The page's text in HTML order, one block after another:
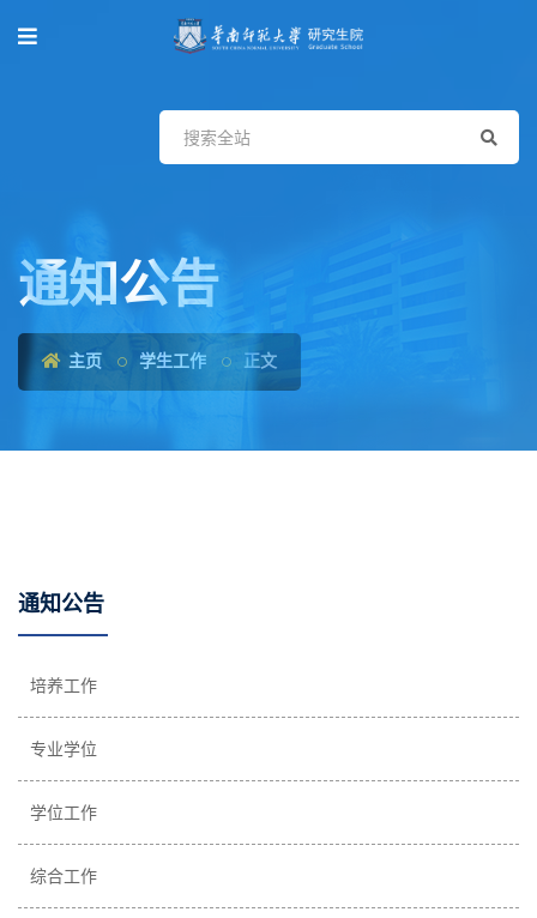
通知公告
主页 学生工作 正文
通知公告
培养工作
专业学位
学位工作
综合工作